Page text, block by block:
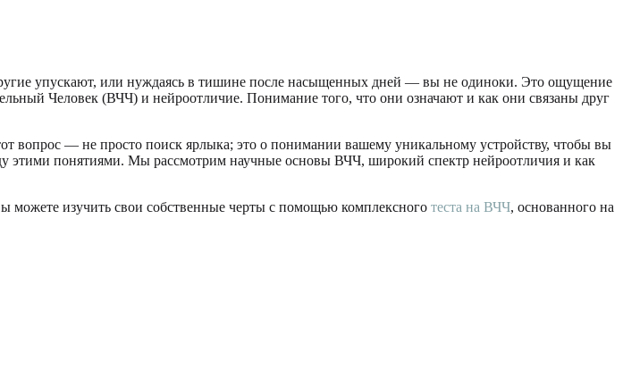
упускают, или нуждаясь в тишине после насыщенных дней — вы не одиноки. Это ощущение
Человек (ВЧЧ) и нейроотличие. Понимание того, что они означают и как они связаны друг
вопрос — не просто поиск ярлыка; это о понимании вашему уникальному устройству, чтобы вы
этими понятиями. Мы рассмотрим научные основы ВЧЧ, широкий спектр нейроотличия и как
изучить свои собственные черты с помощью комплексного теста на ВЧЧ, основанного на